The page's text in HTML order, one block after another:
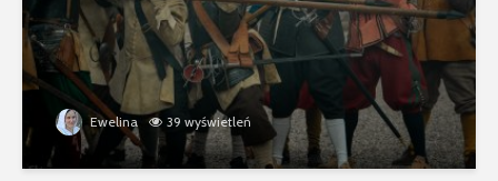
Ewelina 39 wyświetleń